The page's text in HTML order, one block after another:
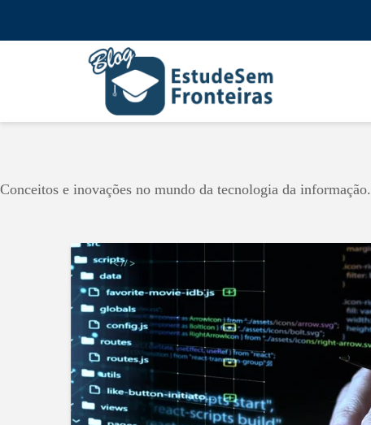
Conceitos e inovações no mundo da tecnologia da informação.